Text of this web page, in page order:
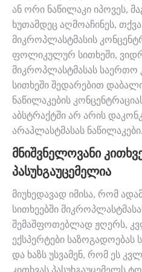
ან ორი ნაწილაკი იპოვეს,
ხუთამდეც აღმოაჩინეს, თქვა
მიკროპლასტმასის
ფოლიკულურ სითხეში,
მიკროპლასტმასას საერთო
სითხეში შედარებით
ნაწილაკების
აბსტრაქტში არ არის
არაპლასტმასას ნაწილაკები.
ᲛᲜᲘᲨᲕᲜᲔᲚᲝᲕᲐᲜᲘ
ᲞᲐᲡᲣᲮᲒᲐᲣᲪᲔᲛᲔᲚᲘᲐ
მიუხედავად იმისა, რომ
სითხეებში
შემაშფოთებლად ჟღერს,
ექსპერტები საზოგადოებას
და ხაზს უსვამენ, რომ ეს
კითხვას პასუხგაუცემელს